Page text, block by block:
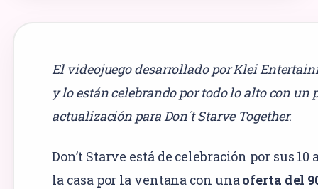
El videojuego desarrollado por Klei
y lo están celebrando por todo lo alto con un
actualización para Don´t Starve Together.
Don’t Starve está de celebración por sus
la casa por la ventana con unaoferta del